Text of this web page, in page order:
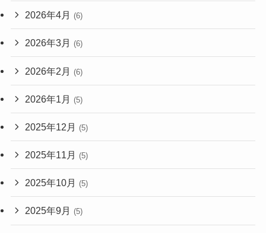
2026年4月 (6)
2026年3月 (6)
2026年2月 (6)
2026年1月 (5)
2025年12月 (5)
2025年11月 (5)
2025年10月 (5)
2025年9月 (5)